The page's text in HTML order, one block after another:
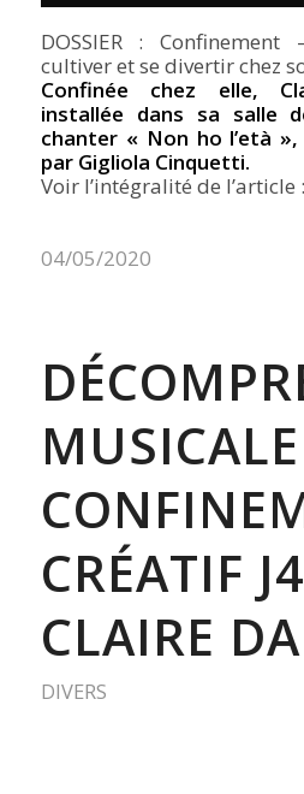
DOSSIER :
cultiver et se divertir chez
Confinée chez elle,
installée dans sa salle
chanter « Non ho l’età
par Gigliola Cinquetti.
Voir l’intégralité de l’article :
04/05/2020
CRÉATIF
CLAIRE
DIVERS